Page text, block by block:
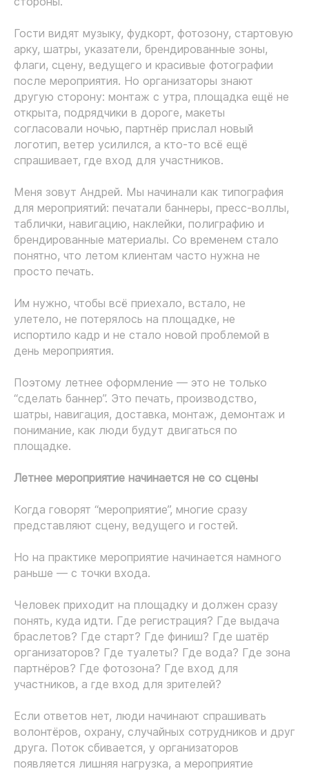
Гости видят музыку, фудкорт, фотозону, стартовую
арку, шатры, указатели, брендированные зоны,
флаги, сцену, ведущего и красивые фотографии
после мероприятия. Но организаторы знают
другую сторону: монтаж с утра, площадка ещё не
открыта, подрядчики в дороге, макеты
согласовали ночью, партнёр прислал новый
логотип, ветер усилился, а кто-то всё ещё
спрашивает, где вход для участников.
Меня зовут Андрей. Мы начинали как типография
для мероприятий: печатали баннеры, пресс-воллы,
таблички, навигацию, наклейки, полиграфию и
брендированные материалы. Со временем стало
понятно, что летом клиентам часто нужна не
просто печать.
Им нужно, чтобы всё приехало, встало, не
улетело, не потерялось на площадке, не
испортило кадр и не стало новой проблемой в
день мероприятия.
Поэтому летнее оформление — это не только
“сделать баннер”. Это печать, производство,
шатры, навигация, доставка, монтаж, демонтаж и
понимание, как люди будут двигаться по
площадке.
Летнее мероприятие начинается не со сцены
Когда говорят “мероприятие”, многие сразу
представляют сцену, ведущего и гостей.
Но на практике мероприятие начинается намного
раньше — с точки входа.
Человек приходит на площадку и должен сразу
понять, куда идти. Где регистрация? Где выдача
браслетов? Где старт? Где финиш? Где шатёр
организаторов? Где туалеты? Где вода? Где зона
партнёров? Где фотозона? Где вход для
участников, а где вход для зрителей?
Если ответов нет, люди начинают спрашивать
волонтёров, охрану, случайных сотрудников и друг
друга. Поток сбивается, у организаторов
появляется лишняя нагрузка, а мероприятие